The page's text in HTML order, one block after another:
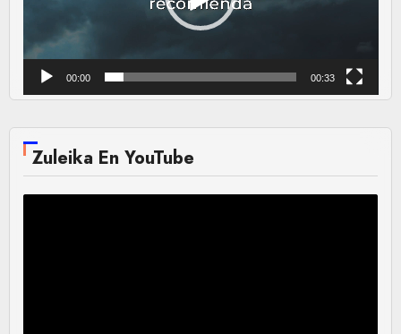
00:00 00:33
Zuleika En YouTube